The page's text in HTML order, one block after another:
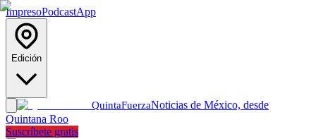
ImpresoPodcastApp
Edición
QuintaFuerzaNoticias de México, desde
Quintana Roo
Suscríbete gratis